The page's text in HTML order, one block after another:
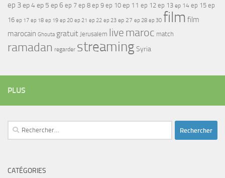
ep 3ep 4ep 5 ep 6 ep 7 ep 8 ep 9 ep 10 ep 11 ep 12 ep 13 ep 14 ep 15 ep
16 ep 17 ep 18 ep 19 ep 20 ep 21 ep 22 ep 23 ep 27 ep 28 ep 30 film film
marocain Ghouta gratuit Jerusalem live maroc match
ramadan regarder streamingSyria
PLUS
Rechercher :
CATÉGORIES